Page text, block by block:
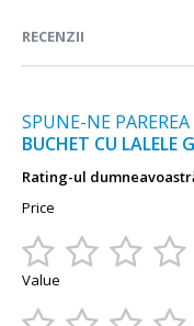
RECENZII
SPUNE-NE
BUCHET CU LALELE
Rating-ul
Price
1
2
3
4
5
Value